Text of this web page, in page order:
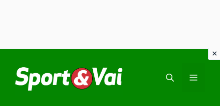
contenuto